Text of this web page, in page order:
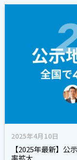
2025年4月10日
【2025年最新】公
率拡大